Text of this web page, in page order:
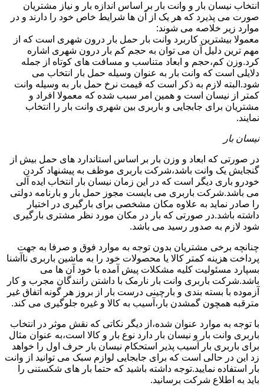
انتخاب نیسان بار و وانت بار بر اساس اندازه بار و نیاز مشتریان
صورت می پذیرد که هر یک از آن ها شرایط خاص خود را دارند و در
موارد زیر خلاصه می شوند:
معمولا بیشترین کاربرد وانت بار حمل بار درون شهری است که از
مهم ترین دلیل آن می توان به حجم کم بار درون شهری اشاره
کرد.وزن کم،حجم و ابعاد متناسب و مسافت های کوتاه از جمله
دلایلی است که وانت بار به عنوان وسیله حمل بار انتخاب می
شود.البته لازم به ذکر است که قیمت نرخ حمل بار به وسیله وانت
کمتر از نیسان است و همین امر سبب شده که معمولا افراد و
مشتریان برای جابجایی و باربری بین شهری وانت بار را انتخاب
نمایند.
نیسان بار
در صورتی که ابعاد و وزن بار بر اساس استاندارد های حمل بیش از
گنجایش یک وانت باشد،شرکت باربری موظف به پیشنهاد کردن
خودرو باری دیگر است که در این زمان نیسان بار انتخاب ایده آلی
می باشد.شرکت باربری می بایست مجوز حمل بار و بارنامه دولتی
را صادر نماید به علاوه مکان مشخصی برای بارگیری در اختیار
داشته باشد.در صورتی که بار در مکان مورد نظر مشتری بارگیری
شود لازم به صدور رسید می باشد.
چنانچه برخی مشتریان بدون توجه به موارد فوق و صرفا به جهت
پرداخت هزینه کمتر کالا یا محصولات خود را به ماشین باربری ناآشنا
بسپارد مسئولیت کلیه مشکلات پیش آمده با خود آن ها می
باشد.شرکت باربری وانت بار نارمک با داشتن رانندگان مجرب و کار
آزموده با بسته بندی و بارچینی درست بار از بروز هر گونه اتفاق غیر
مترقبه همچون گمشدن بار،آسیب به کالا و غیره جلوگیری می کند.
با توجه به موارد عنوان شده،از دیگر نکاتی که نقش موثر در انتخاب
باربری وانت بار و نیسان بار دارد نوع بار و کالا است،به عنوان مثال
برای باربری بار آسیب پذیر استحکام نیسان بار حرف اول را خواهد
زد این در حالی است که برای جابجایی لوازم سبک می توانید از وانت
بار استفاده نمایید.توجه داشته باشید که حتما بار های شکستنی را
باید به اطلاع شرکت برسانید.